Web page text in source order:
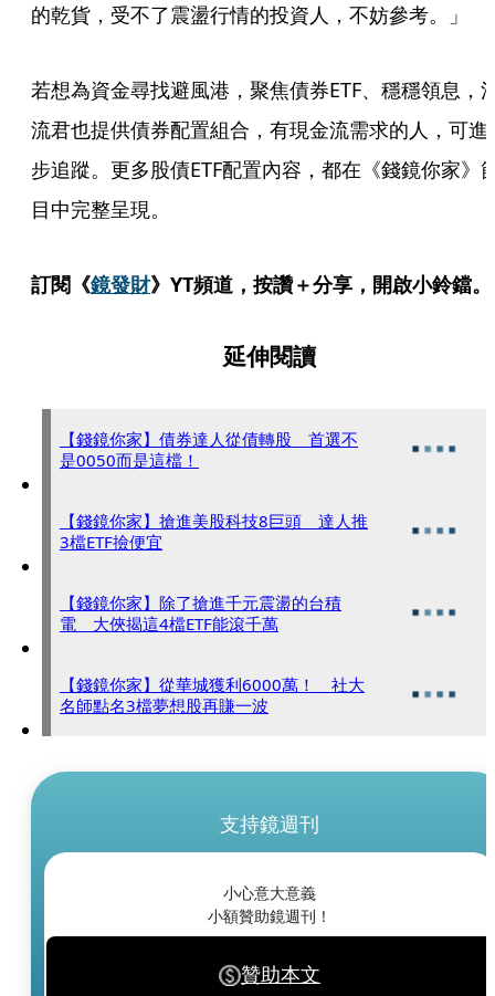
的乾貨，受不了震盪行情的投資人，不妨參考。」
若想為資金尋找避風港，聚焦債券ETF、穩穩領息，
流君也提供債券配置組合，有現金流需求的人，可進
步追蹤。更多股債ETF配置內容，都在《錢鏡你家》
目中完整呈現。
訂閱《鏡發財》YT頻道，按讚＋分享，開啟小鈴鐺。
延伸閱讀
【錢鏡你家】債券達人從債轉股 首選不
是0050而是這檔！
【錢鏡你家】搶進美股科技8巨頭 達人推
3檔ETF撿便宜
【錢鏡你家】除了搶進千元震盪的台積
電 大俠揭這4檔ETF能滾千萬
【錢鏡你家】從華城獲利6000萬！ 社大
名師點名3檔夢想股再賺一波
支持鏡週刊
小心意大意義
小額贊助鏡週刊！
贊助本文